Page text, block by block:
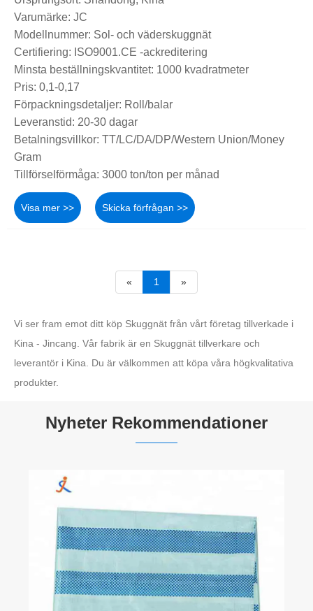
Varumärke: JC
Modellnummer: Sol- och väderskuggnät
Certifiering: ISO9001.CE -ackreditering
Minsta beställningskvantitet: 1000 kvadratmeter
Pris: 0,1-0,17
Förpackningsdetaljer: Roll/balar
Leveranstid: 20-30 dagar
Betalningsvillkor: TT/LC/DA/DP/Western Union/Money
Gram
Tillförselförmåga: 3000 ton/ton per månad
Visa mer >> Skicka förfrågan >>
« 1 »
Vi ser fram emot ditt köp Skuggnät från vårt företag tillverkade i
Kina - Jincang. Vår fabrik är en Skuggnät tillverkare och
leverantör i Kina. Du är välkommen att köpa våra högkvalitativa
produkter.
Nyheter Rekommendationer